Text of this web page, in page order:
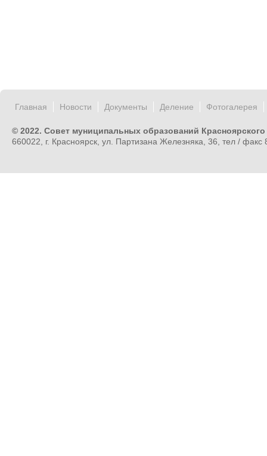
Главная Новости Документы Деление Фотогалерея
© 2022. Совет муниципальных образований Красноярского
660022, г. Красноярск, ул. Партизана Железняка, 36, тел /